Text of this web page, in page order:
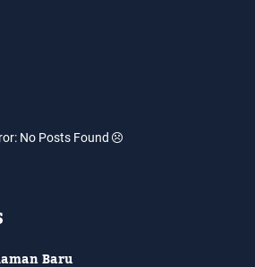
No Posts Found
Baru